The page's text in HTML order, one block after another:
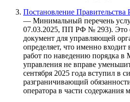
Постановление Правительства
— Минимальный перечень
07.03.2025, ПП РФ № 293). Это
документ для управляющей
определяет, что именно входит
работ по наведению порядка
управления не вправе
сентября 2025 года вступил в
разграничивающий
оператора в части содержания